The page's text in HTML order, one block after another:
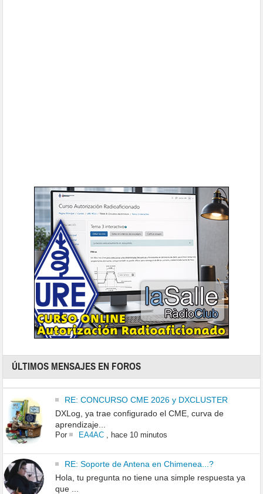
ÚLTIMOS MENSAJES EN FOROS
RE: CONCURSO CME 2026 y DXCLUSTER
DXLog, ya trae configurado el CME, curva de
aprendizaje...
Por EA4AC, hace 10 minutos
RE: Soporte de Antena en Chimenea...?
Hola, tu pregunta no tiene una simple respuesta ya
que ...